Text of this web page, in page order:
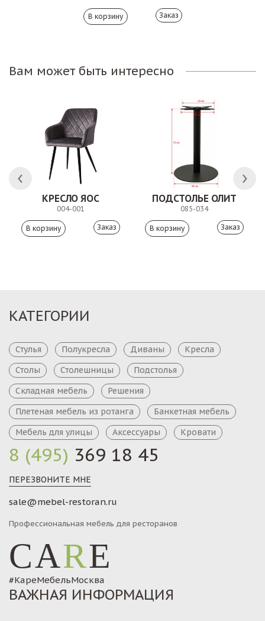
Заказ
Вам может быть интересно
КРЕСЛО ЯОС
004-001
Заказ
ПОДСТОЛЬЕ ОЛИТ
085-034
Заказ
8 (495) 369 18 45
ПЕРЕЗВОНИТЕ МНЕ
sale@mebel-restoran.ru
Профессиональная мебель для ресторанов
CARE
#КареМебельМосква
КАТЕГОРИИ
Стулья Полукресла Диваны
Кресла
Столы
Столешницы
Подстолья
Складная мебель
Решения
Плетеная мебель из ротанга
Банкетная мебель
Мебель для улицы
Аксессуары Кровати
ВАЖНАЯ ИНФОРМАЦИЯ